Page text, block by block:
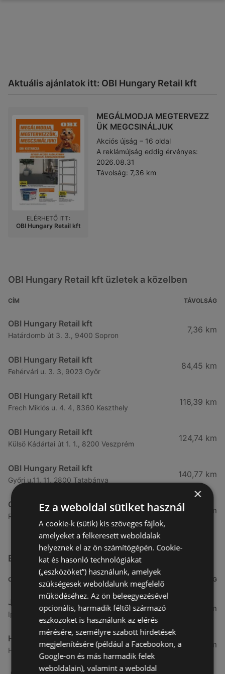
Aktuális ajánlatok itt: OBI Hungary Retail kft
MEGÁLMODJA MEGTERVEZZ
ÜK MEGCSINÁLJUK
Akciós újság – 16 oldal
A reklámújság eddig érvényes:
2026.08.31
Távolság: 7,36 km
ELÉRHETŐ ITT:
OBI Hungary Retail kft
OBI Hungary Retail kft üzletek a közelben
CÍM TÁVOLSÁG
OBI Hungary Retail kft
Határdomb út 3. 3., 9400 Sopron
7,36 km
OBI Hungary Retail kft
Fehérvári u. 3. 3, 9023 Győr
84,45 km
OBI Hungary Retail kft
Frech Miklós u. 4. 4, 8360 Keszthely
116,39 km
OBI Hungary Retail kft
Külsö Kádártai út 1. 1., 8200 Veszprém
124,74 km
OBI Hungary Retail kft
Győri u.11. 11, 2800 Tatabánya
140,77 km
OBI Hungary Retail kft
Récsei utca 30. 30., 8800 Nagykanizsa
141,4 km
Egyéb Barkács és kertészet üzletek a közelben
CÍM TÁVOLSÁG
JYSK
Ipar krt. 31, 9400 Sopron
7,04 km
HORNBACH
Haidäcker-Park 5, 7000 Eisenstadt
15,05 km
×
Ez a weboldal sütiket használ
A cookie-k (sütik) kis szöveges fájlok,
amelyeket a felkeresett weboldalak
helyeznek el az ön számítógépén. Cookie-
kat és hasonló technológiákat
(„eszközöket”) használunk, amelyek
szükségesek weboldalunk megfelelő
működéséhez. Az ön beleegyezésével
opcionális, harmadik féltől származó
eszközöket is használunk az elérés
mérésére, személyre szabott hirdetések
megjelenítésére (például a Facebookon, a
Google-on és más harmadik felek
weboldalain), valamint a weboldal